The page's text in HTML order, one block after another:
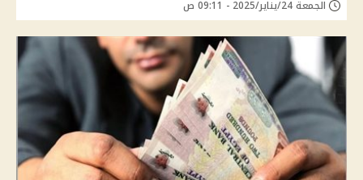
الجمعة 24/يناير/2025 - 09:11 ص